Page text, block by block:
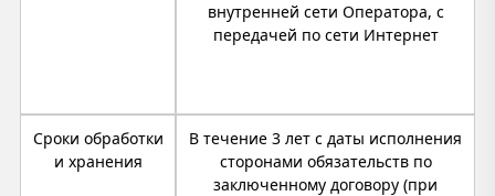
внутренней сети Оператора, с
передачей по сети Интернет
Сроки обработки
и хранения
В течение 3 лет с даты исполнения
сторонами обязательств по
заключенному договору (при